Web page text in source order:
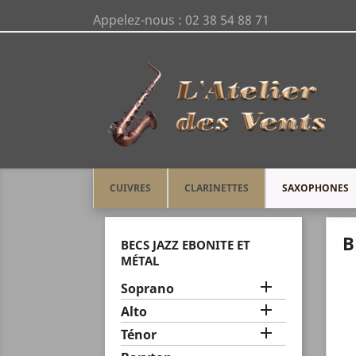
Appelez-nous : 02 38 54 88 71
CUIVRES CLARINETTES SAXOPHONES
Accueil SAXOPHONES BECS JAZZ
BECS JAZZ EBONITE ET
MÉTAL
Soprano 
Alto 
Ténor 